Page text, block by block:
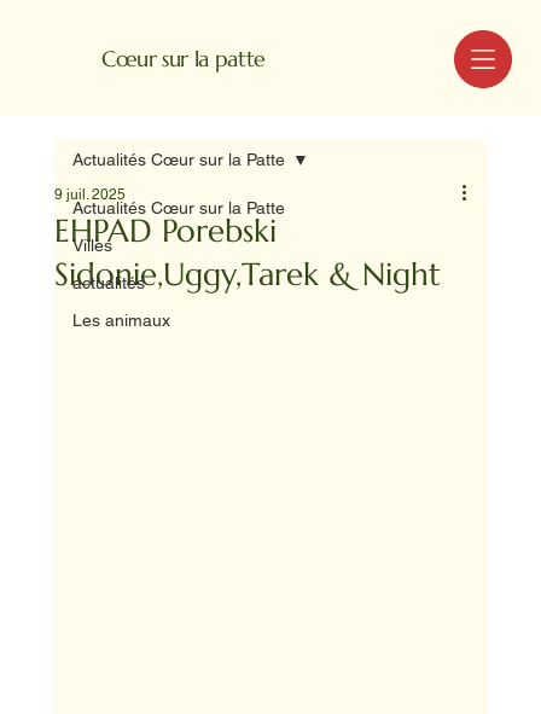
Cœur sur la patte MENU
Actualités Cœur sur la Patte
Villes
actualités
Les animaux
Actualités Cœur sur la Patte
EHPAD Porebski
Sidonie,Uggy,Tarek & Night
9 juil. 2025